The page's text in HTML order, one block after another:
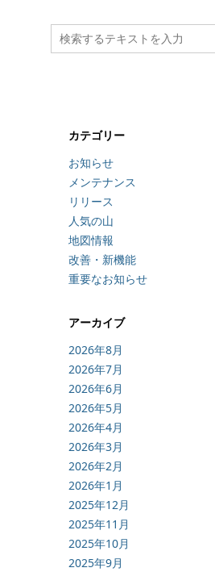
カテゴリー
お知らせ
メンテナンス
リリース
人気の山
地図情報
改善・新機能
重要なお知らせ
アーカイブ
2026年8月
2026年7月
2026年6月
2026年5月
2026年4月
2026年3月
2026年2月
2026年1月
2025年12月
2025年11月
2025年10月
2025年9月